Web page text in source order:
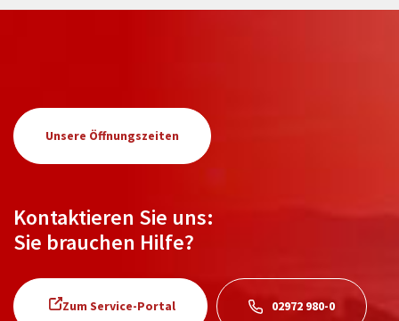
Unsere Öffnungszeiten
Kontaktieren Sie uns:
Sie brauchen Hilfe?
Zum Service-Portal 02972 980-0